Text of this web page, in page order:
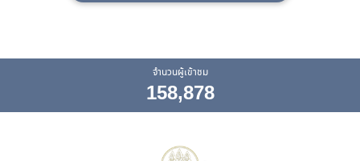
จำนวนผู้เข้าชม
158,878